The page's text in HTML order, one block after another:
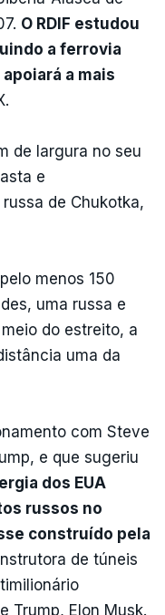
O RDIF estudou
a ferrovia
a mais
de largura no seu
e
de Chukotka,
menos 150
uma russa e
do estreito, a
uma da
com Steve
e que sugeriu
dos EUA
russos no
construído pela
de túneis
Trump, Elon Musk.